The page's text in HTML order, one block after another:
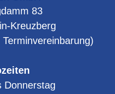
83
Kreuzberg
Donnerstag